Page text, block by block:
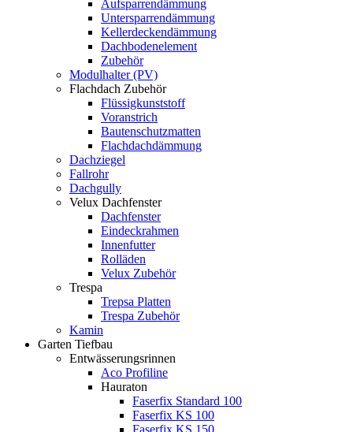
Aufsparrendämmung
Untersparrendämmung
Kellerdeckendämmung
Dachbodenelement
Zubehör
Modulhalter (PV)
Flachdach Zubehör
Flüssigkunststoff
Voranstrich
Bautenschutzmatten
Flachdachdämmung
Dachziegel
Fallrohr
Dachgully
Velux Dachfenster
Dachfenster
Eindeckrahmen
Innenfutter
Rolläden
Velux Zubehör
Trespa
Trepsa Platten
Trespa Zubehör
Kamin
Garten Tiefbau
Entwässerungsrinnen
Aco Profiline
Hauraton
Faserfix Standard 100
Faserfix KS 100
Faserfix KS 150